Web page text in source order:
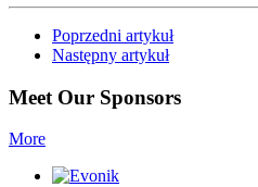
Poprzedni artykuł
Następny artykuł
Meet Our Sponsors
More